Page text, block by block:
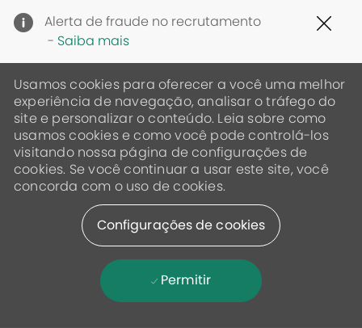
Alerta de fraude no recrutamento
- Saiba mais
Usamos cookies para oferecer a você uma melhor
experiência de navegação, analisar o tráfego do
site e personalizar o conteúdo. Leia sobre como
usamos cookies e como você pode controlá-los
visitando nossa página de configurações de
cookies. Se você continuar a usar este site, você
concorda com o uso de cookies.
Configurações de cookies
Permitir